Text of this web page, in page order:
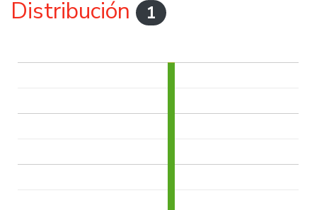
Distribución 1